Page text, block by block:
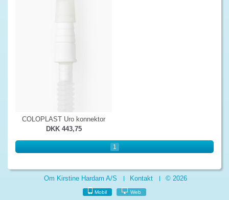
COLOPLAST Uro konnektor
DKK 443,75
1
Om Kirstine Hardam A/S Kontakt © 2026
Mobil Web